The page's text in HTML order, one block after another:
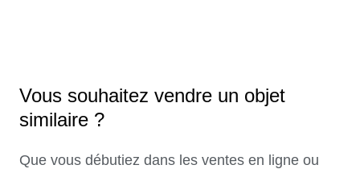
Vous souhaitez vendre un objet
similaire ?
Que vous débutiez dans les ventes en ligne ou